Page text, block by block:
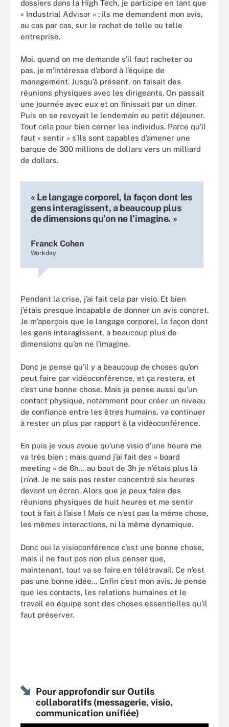
dossiers dans la High Tech, je participe en tant que
« Industrial Advisor » : ils me demandent mon avis,
au cas par cas, sur le rachat de telle ou telle
entreprise.
Moi, quand on me demande s’il faut racheter ou
pas, je m’intéresse d’abord à l’équipe de
management. Jusqu’à présent, on faisait des
réunions physiques avec les dirigeants. On passait
une journée avec eux et on finissait par un dîner.
Puis on se revoyait le lendemain au petit déjeuner.
Tout cela pour bien cerner les individus. Parce qu’il
faut « sentir » s’ils sont capables d’amener une
barque de 300 millions de dollars vers un milliard
de dollars.
« Le langage corporel, la façon dont les
gens interagissent, a beaucoup plus
de dimensions qu’on ne l’imagine. »
Franck Cohen
Workday
Pendant la crise, j’ai fait cela par visio. Et bien
j’étais presque incapable de donner un avis concret.
Je m’aperçois que le langage corporel, la façon dont
les gens interagissent, a beaucoup plus de
dimensions qu’on ne l’imagine.
Donc je pense qu’il y a beaucoup de choses qu’on
peut faire par vidéoconférence, et ça restera, et
c’est une bonne chose. Mais je pense aussi qu’un
contact physique, notamment pour créer un niveau
de confiance entre les êtres humains, va continuer
à rester un plus par rapport à la vidéoconférence.
En puis je vous avoue qu’une visio d’une heure me
va très bien ; mais quand j’ai fait des « board
meeting » de 6h… au bout de 3h je n’étais plus là
(rire). Je ne sais pas rester concentré six heures
devant un écran. Alors que je peux faire des
réunions physiques de huit heures et me sentir
tout à fait à l’aise ! Mais ce n’est pas la même chose,
les mêmes interactions, ni la même dynamique.
Donc oui la visioconférence c’est une bonne chose,
mais il ne faut pas non plus penser que,
maintenant, tout va se faire en télétravail. Ce n’est
pas une bonne idée… Enfin c’est mon avis. Je pense
que les contacts, les relations humaines et le
travail en équipe sont des choses essentielles qu’il
faut préserver.
Pour approfondir sur Outils
collaboratifs (messagerie, visio,
communication unifiée)